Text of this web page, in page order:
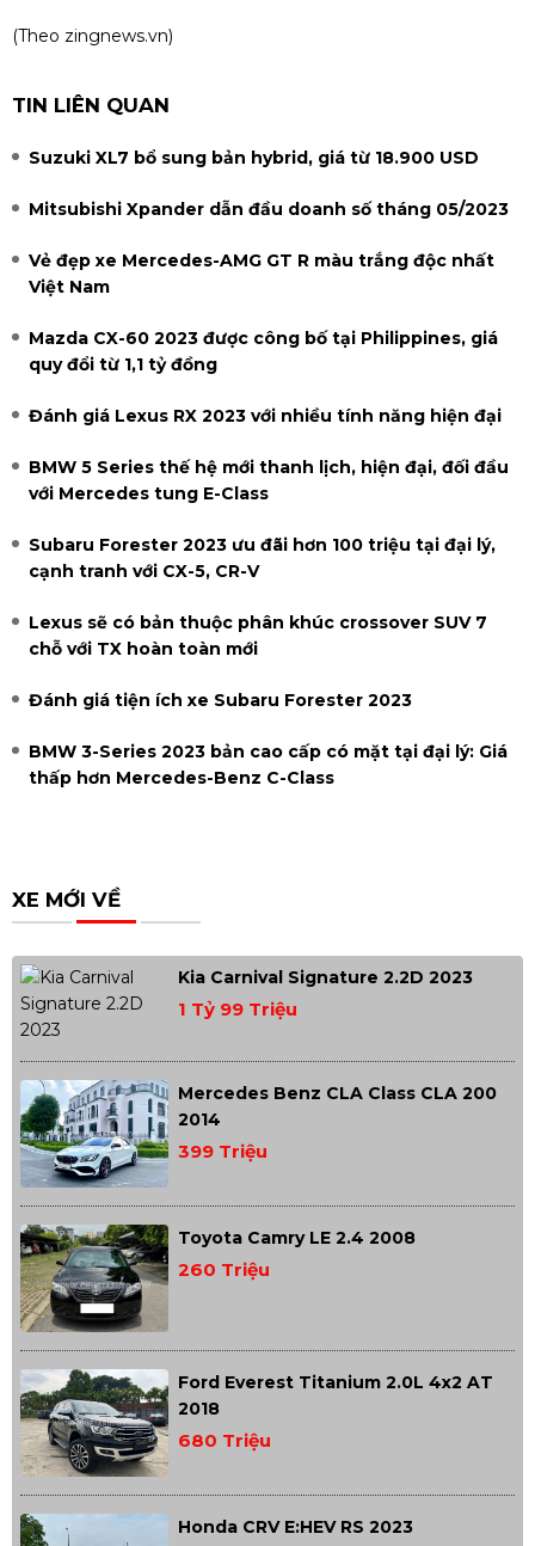
(Theo zingnews.vn)
TIN LIÊN QUAN
Suzuki XL7 bổ sung bản hybrid, giá từ 18.900 USD
Mitsubishi Xpander dẫn đầu doanh số tháng 05/2023
Vẻ đẹp xe Mercedes-AMG GT R màu trắng độc nhất
Việt Nam
Mazda CX-60 2023 được công bố tại Philippines, giá
quy đổi từ 1,1 tỷ đồng
Đánh giá Lexus RX 2023 với nhiều tính năng hiện đại
BMW 5 Series thế hệ mới thanh lịch, hiện đại, đối đầu
với Mercedes tung E-Class
Subaru Forester 2023 ưu đãi hơn 100 triệu tại đại lý,
cạnh tranh với CX-5, CR-V
Lexus sẽ có bản thuộc phân khúc crossover SUV 7
chỗ với TX hoàn toàn mới
Đánh giá tiện ích xe Subaru Forester 2023
BMW 3-Series 2023 bản cao cấp có mặt tại đại lý: Giá
thấp hơn Mercedes-Benz C-Class
XE MỚI VỀ
Kia Carnival Signature 2.2D 2023
1 Tỷ 99 Triệu
Mercedes Benz CLA Class CLA 200
2014
399 Triệu
Toyota Camry LE 2.4 2008
260 Triệu
Ford Everest Titanium 2.0L 4x2 AT
2018
680 Triệu
Honda CRV E:HEV RS 2023